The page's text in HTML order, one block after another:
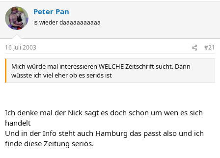
Peter Pan
is wieder daaaaaaaaaaa
16 Juli 2003 #21
Mich würde mal interessieren WELCHE Zeitschrift sucht. Dann
wüsste ich viel eher ob es seriös ist
Ich denke mal der Nick sagt es doch schon um wen es sich
handelt
Und in der Info steht auch Hamburg das passt also und ich
finde diese Zeitung seriös.